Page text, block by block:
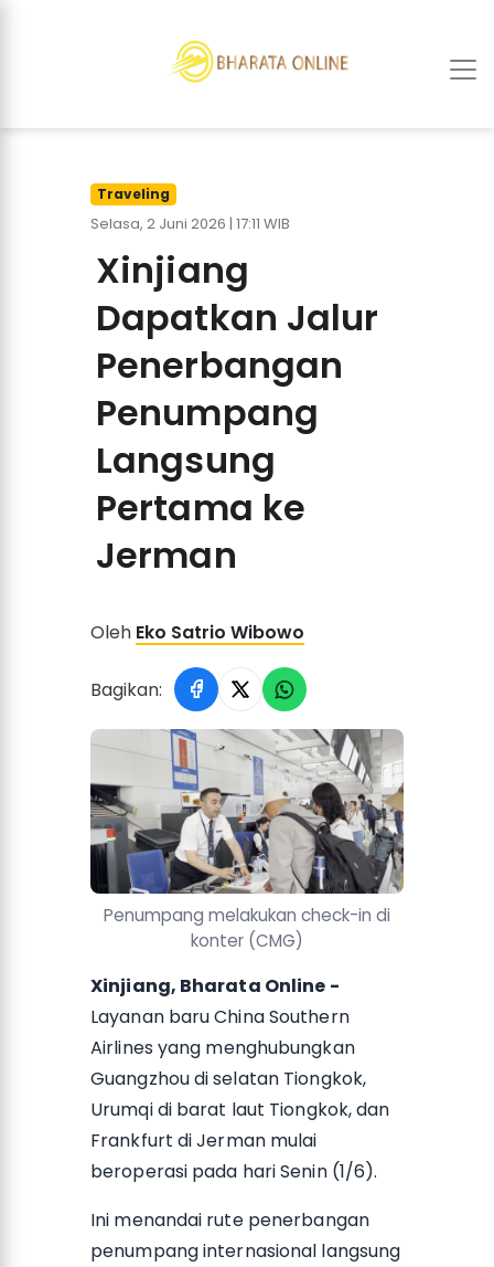
Traveling
Selasa, 2 Juni 2026 | 17:11 WIB
Xinjiang
Dapatkan Jalur
Penerbangan
Penumpang
Langsung
Pertama ke
Jerman
Oleh Eko Satrio Wibowo
Bagikan:
Penumpang melakukan check-in di
konter (CMG)
Xinjiang, Bharata Online -
Layanan baru China Southern
Airlines yang menghubungkan
Guangzhou di selatan Tiongkok,
Urumqi di barat laut Tiongkok, dan
Frankfurt di Jerman mulai
beroperasi pada hari Senin (1/6).
Ini menandai rute penerbangan
penumpang internasional langsung